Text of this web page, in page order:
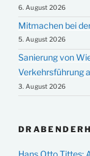
6. August 2026
Mitmachen bei
5. August 2026
Sanierung von
Verkehrsführung
3. August 2026
Hans Otto Tittes: